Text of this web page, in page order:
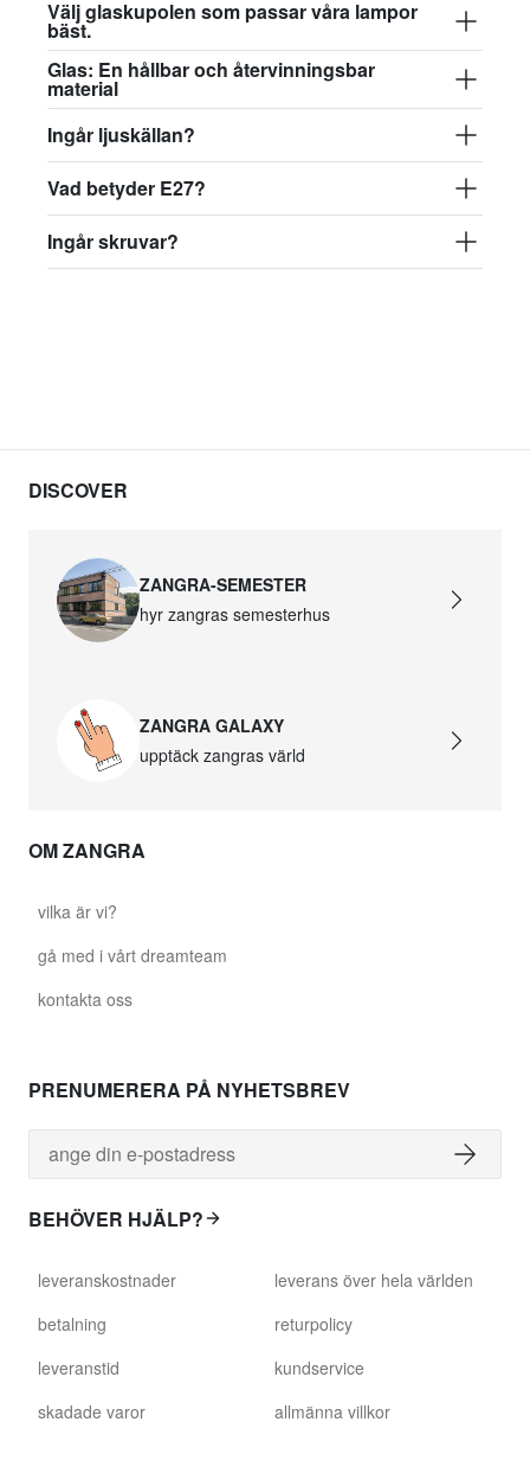
Välj glaskupolen som passar våra lampor
bäst.
Glas: En hållbar och återvinningsbar
material
Ingår ljuskällan?
Vad betyder E27?
Ingår skruvar?
DISCOVER
ZANGRA-SEMESTER
hyr zangras semesterhus
ZANGRA GALAXY
upptäck zangras värld
OM ZANGRA
vilka är vi?
gå med i vårt dreamteam
kontakta oss
PRENUMERERA PÅ NYHETSBREV
BEHÖVER HJÄLP?
leveranskostnader
betalning
leveranstid
skadade varor
leverans över hela världen
returpolicy
kundservice
allmänna villkor